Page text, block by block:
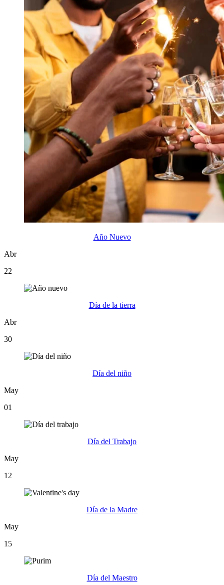
Año Nuevo
Abr
22
Día de la tierra
Abr
30
Día del niño
May
01
Día del Trabajo
May
12
Día de la Madre
May
15
Día del Maestro